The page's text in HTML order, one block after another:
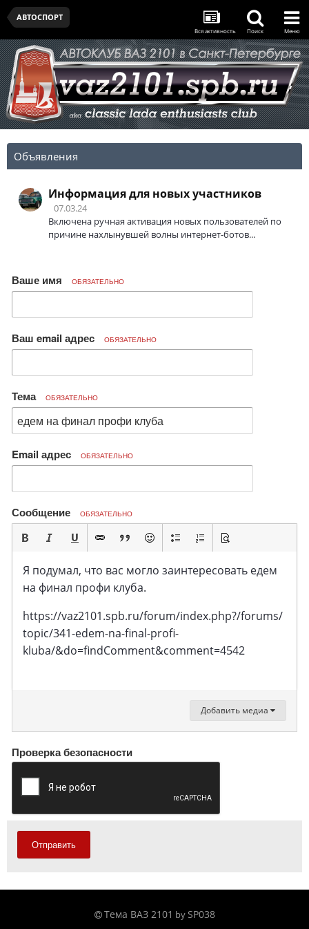
АВТОСПОРТ
Вся активность Поиск Меню
Объявления
Информация для новых участников
07.03.24
Включена ручная активация новых пользователей по
причине нахлынувшей волны интернет-ботов...
Ваше имя ОБЯЗАТЕЛЬНО
Ваш email адрес ОБЯЗАТЕЛЬНО
Тема ОБЯЗАТЕЛЬНО
Email адрес ОБЯЗАТЕЛЬНО
Сообщение ОБЯЗАТЕЛЬНО
Я подумал, что вас могло заинтересовать едем
на финал профи клуба.
https://vaz2101.spb.ru/forum/index.php?/forums/
topic/341-edem-na-final-profi-
kluba/&do=findComment&comment=4542
Добавить медиа
Проверка безопасности
Отправить
Тема ВАЗ 2101 by SP038